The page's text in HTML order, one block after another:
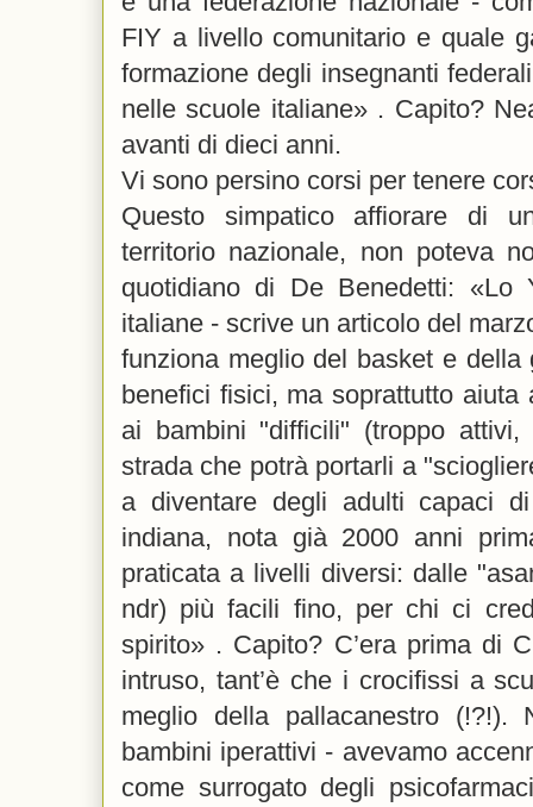
FIY a livello comunitario e quale
formazione degli insegnanti
nelle scuole italiane» . Capito?
avanti di dieci anni.
Vi sono persino corsi per tenere
Questo simpatico affiorare di
territorio nazionale, non poteva
quotidiano di De Benedetti: «Lo
italiane - scrive un articolo del
funziona meglio del basket e della
benefici fisici, ma soprattutto aiuta
ai bambini "difficili" (troppo
strada che potrà portarli a
a diventare degli adulti capaci
indiana, nota già 2000 anni
praticata a livelli diversi: dalle
ndr) più facili fino, per chi ci
spirito» . Capito? C’era prima di
intruso, tant’è che i crocifissi a
meglio della pallacanestro
bambini iperattivi - avevamo
come surrogato degli